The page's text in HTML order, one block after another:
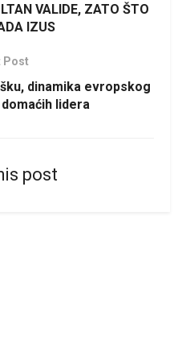
VALIDE, ZATO ŠTO
IZUS
Post
dinamika evropskog
lidera
post